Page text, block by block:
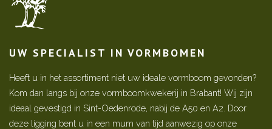
UW SPECIALIST IN VORMBOMEN
Heeft u in het assortiment niet uw ideale vormboom gevonden?
Kom dan langs bij onze vormboomkwekerij in Brabant! Wij zijn
ideaal gevestigd in Sint-Oedenrode, nabij de A50 en A2. Door
deze ligging bent u in een mum van tijd aanwezig op onze